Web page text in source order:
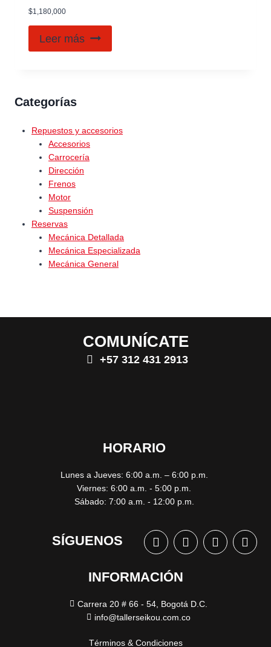
$1,180,000
Leer más
Categorías
Repuestos y accesorios
Accesorios
Carrocería
Dirección
Frenos
Motor
Suspensión
Reservas
Mecánica Detallada
Mecánica Especializada
Mecánica General
COMUNÍCATE
+57 312 431 2913
HORARIO
Lunes a Jueves: 6:00 a.m. – 6:00 p.m.
Viernes: 6:00 a.m. - 5:00 p.m.
Sábado: 7:00 a.m. - 12:00 p.m.
SÍGUENOS
INFORMACIÓN
Carrera 20 # 66 - 54, Bogotá D.C.
info@tallerseikou.com.co
Términos & Condiciones